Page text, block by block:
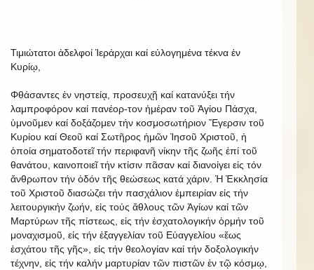
Τιμιώτατοι ἀδελφοί Ἱεράρχαι καί εὐλογημένα τέκνα ἐν
Κυρίῳ,
Φθάσαντες ἐν νηστείᾳ, προσευχῇ καί κατανύξει τήν
λαμπροφόρον καί πανέορ-τον ἡμέραν τοῦ Ἁγίου Πάσχα,
ὑμνοῦμεν καί δοξάζομεν τήν κοσμοσωτήριον Ἔγερσιν τοῦ
Κυρίου καί Θεοῦ καί Σωτῆρος ἡμῶν Ἰησοῦ Χριστοῦ, ἡ
ὁποία σηματοδοτεῖ τήν περιφανῆ νίκην τῆς ζωῆς ἐπί τοῦ
θανάτου, καινοποιεῖ τήν κτίσιν πᾶσαν καί διανοίγει εἰς τόν
ἄνθρωπον τήν ὁδόν τῆς θεώσεως κατά χάριν. Ἡ Ἐκκλησία
τοῦ Χριστοῦ διασώζει τήν πασχάλιον ἐμπειρίαν εἰς τήν
λειτουργικήν ζωήν, εἰς τούς ἄθλους τῶν Ἁγίων καί τῶν
Μαρτύρων τῆς πίστεως, εἰς τήν ἐσχατολογικήν ὁρμήν τοῦ
μοναχισμοῦ, εἰς τήν ἐξαγγελίαν τοῦ Εὐαγγελίου «ἕως
ἐσχάτου τῆς γῆς», εἰς τήν θεολογίαν καί τήν δοξολογικήν
τέχνην, εἰς τήν καλήν μαρτυρίαν τῶν πιστῶν ἐν τῷ κόσμῳ,